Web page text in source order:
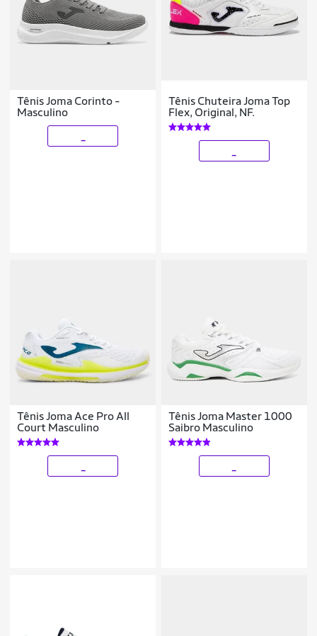
Tênis Joma Corinto -
Masculino
Tênis Chuteira Joma Top
Flex, Original, NF.
Tênis Joma Ace Pro All
Court Masculino
Tênis Joma Master 1000
Saibro Masculino